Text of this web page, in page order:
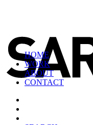
HOME
WORK
ABOUT
CONTACT